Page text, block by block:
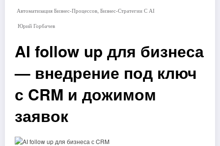
Автоматизация Бизнес-Процессов, Бизнес-Стратегии С AI
Юрий Горбачев
AI follow up для бизнеса
— внедрение под ключ
с CRM и дожимом
заявок